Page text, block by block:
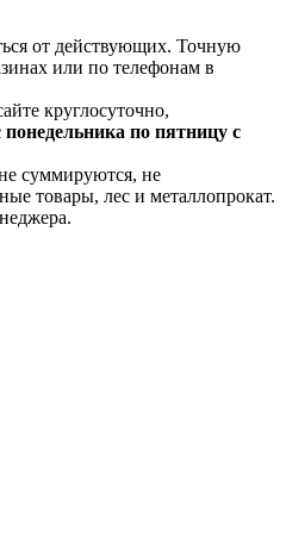
от действующих. Точную
или по телефонам в
круглосуточно,
понедельника по пятницу с
суммируются, не
товары, лес и металлопрокат.